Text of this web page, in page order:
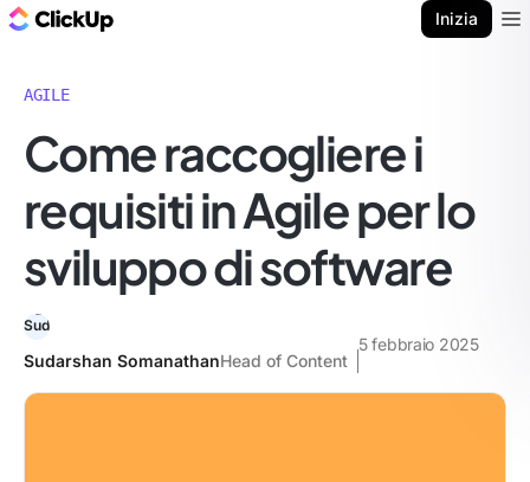
Inizia
AGILE
Come raccogliere i
requisiti in Agile per lo
sviluppo di software
Sudarshan SomanathanHead of Content
5 febbraio 2025